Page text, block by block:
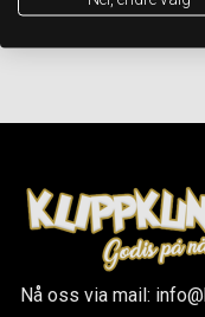
Nå oss via mail: